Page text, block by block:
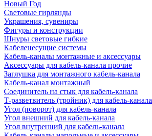
Новый Год
Световые гирлянды
Украшения, сувениры
Фигуры и конструкции
Шнуры световые гибкие
Кабеленесущие системы
Кабель-каналы монтажные и аксессуары
Аксессуары для кабель-канала прочие
Заглушка для монтажного кабель-канала
Кабель-канал монтажный
Соединитель на стык для кабель-канала
Т-разветвитель (тройник) для кабель-канала
Угол (поворот) для кабель-канала
Угол внешний для кабель-канала
Угол внутренний для кабель-канала